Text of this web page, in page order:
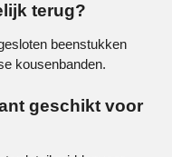
terug?
beenstukken
kousenbanden.
geschikt voor